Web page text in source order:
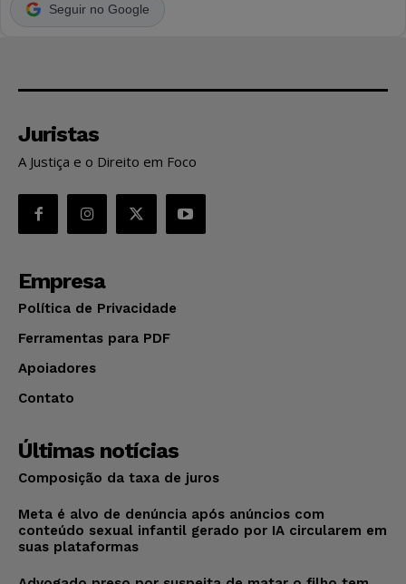
Seguir no Google
Juristas
A Justiça e o Direito em Foco
Empresa
Política de Privacidade
Ferramentas para PDF
Apoiadores
Contato
Últimas notícias
Composição da taxa de juros
Meta é alvo de denúncia após anúncios com
conteúdo sexual infantil gerado por IA circularem em
suas plataformas